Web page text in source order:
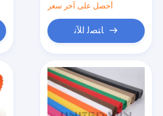
أحصل على آخر سعر
ﺎﺘﺼﻟ ﺍﻶﻧ